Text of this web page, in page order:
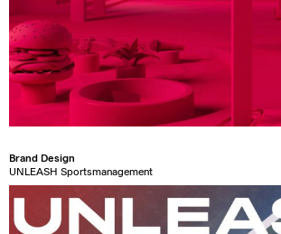
Brand Design
UNLEASH Sportsmanagement